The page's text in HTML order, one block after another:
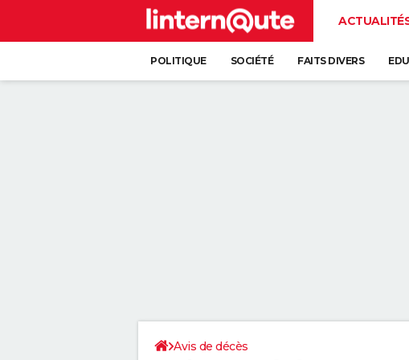
POLITIQUE SOCIÉTÉ FAITS DIVERS
Avis de décès